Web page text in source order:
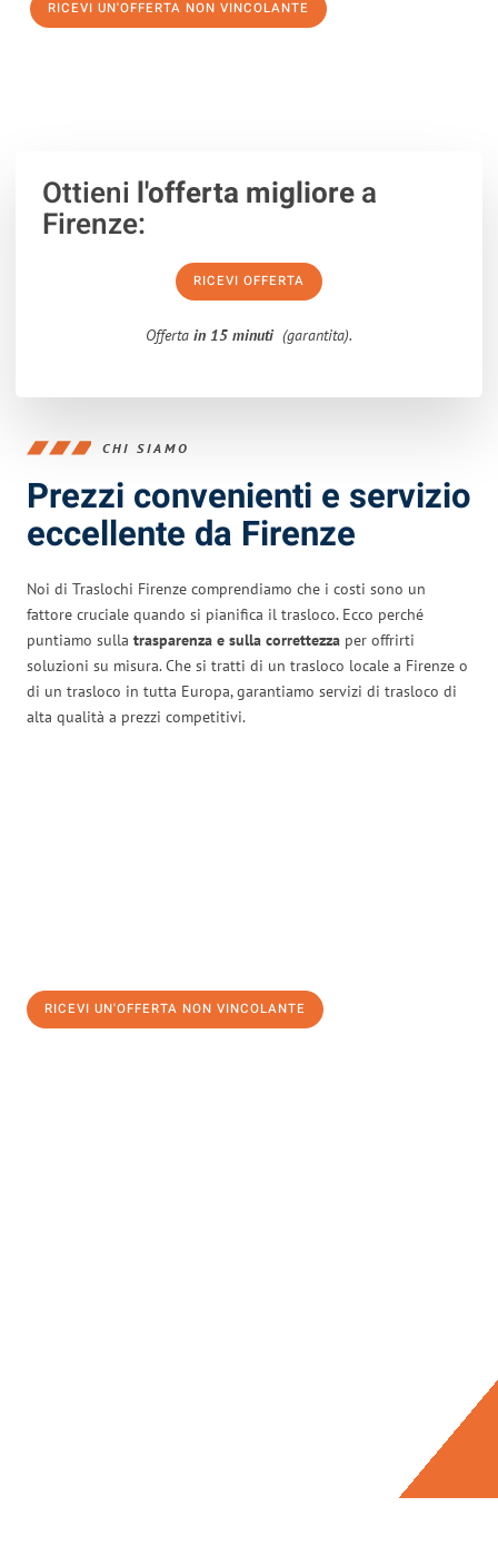
RICEVI UN'OFFERTA NON VINCOLANTE
Ottieni l'offerta migliorea
Firenze:
RICEVI OFFERTA
Offerta in 15 minuti (garantita).
CHI SIAMO
Prezzi convenienti e servizio
eccellente da Firenze
Noi di Traslochi Firenze comprendiamo che i costi sono un
fattore cruciale quando si pianifica il trasloco. Ecco perché
puntiamo sulla trasparenza e sulla correttezza per offrirti
soluzioni su misura. Che si tratti di un trasloco locale a Firenze o
di un trasloco in tutta Europa, garantiamo servizi di trasloco di
alta qualità a prezzi competitivi.
RICEVI UN'OFFERTA NON VINCOLANTE